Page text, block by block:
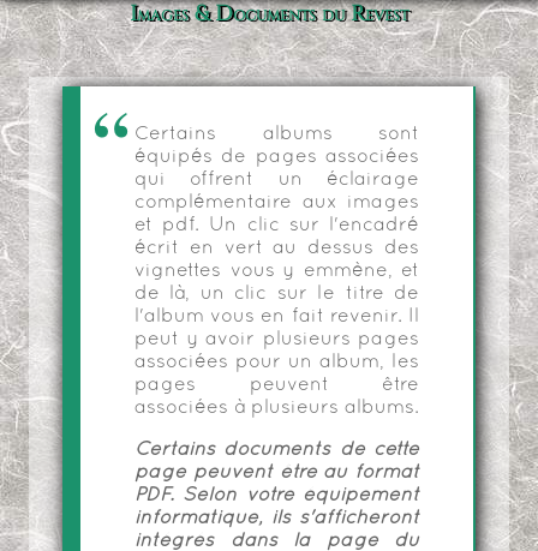
Images & Documents du Revest
Certains albums sont
équipés de pages associées
qui offrent un éclairage
complémentaire aux images
et pdf. Un clic sur l'encadré
écrit en vert au dessus des
vignettes vous y emmène, et
de là, un clic sur le titre de
l'album vous en fait revenir. Il
peut y avoir plusieurs pages
associées pour un album, les
pages peuvent être
associées à plusieurs albums.
Certains documents de cette
page peuvent être au format
PDF. Selon votre équipement
informatique, ils s'afficheront
intégrés dans la page du